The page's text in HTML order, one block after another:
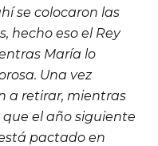
se colocaron las
hecho eso el Rey
María lo
Una vez
a retirar, mientras
el año siguiente
pactado en